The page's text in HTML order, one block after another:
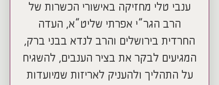
ענבי טלי מחזיקה באישורי הכשרות של
הרב הגר”י אפרתי שליט”א, העדה
החרדית בירושלים והרב לנדא בבני ברק,
המגיעים לבקר את בציר הענבים, להשגיח
על התהליך ולהעניק לאריזות שמיועדות